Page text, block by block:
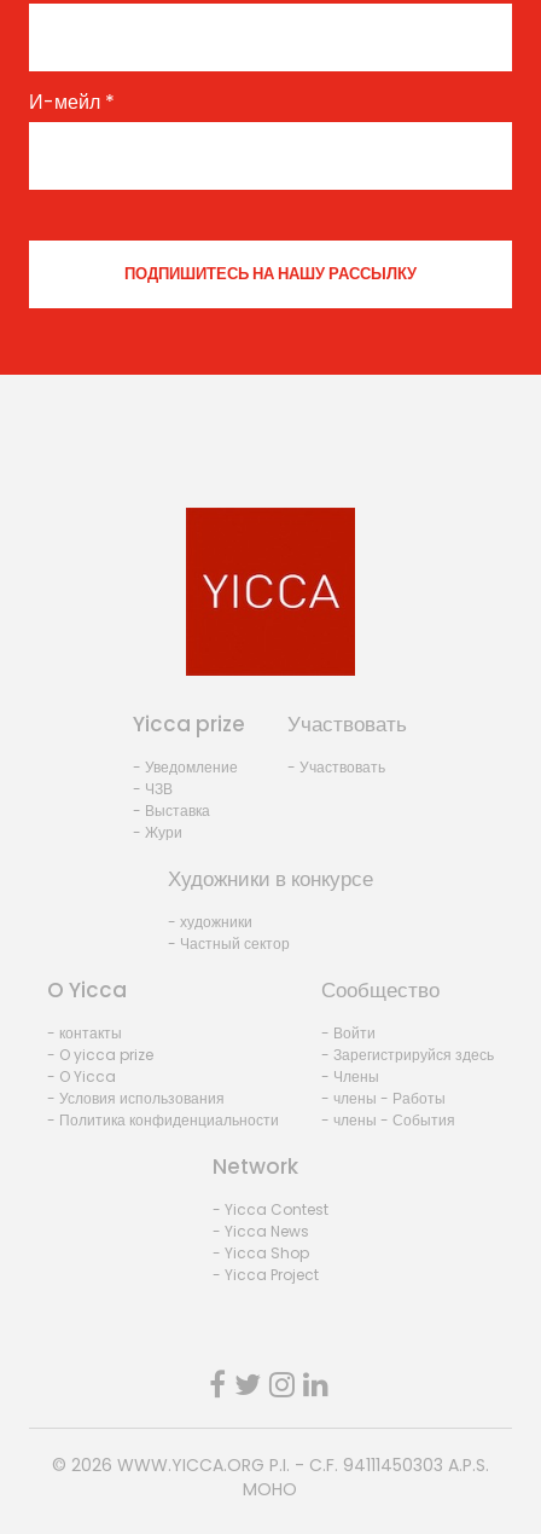
И-мейл *
Yicca prize
- Уведомление
- ЧЗВ
- Выставка
- Жури
Участвовать
- Участвовать
Художники в конкурсе
- художники
- Частный сектор
O Yicca
- контакты
- O yicca prize
- O Yicca
- Условия использования
- Политика конфиденциальности
Сообщество
- Войти
- Зарегистрируйся здесь
- Члены
- члены - Работы
- члены - События
Network
- Yicca Contest
- Yicca News
- Yicca Shop
- Yicca Project
© 2026 WWW.YICCA.ORG P.I. - C.F. 94111450303 A.P.S.
MOHO